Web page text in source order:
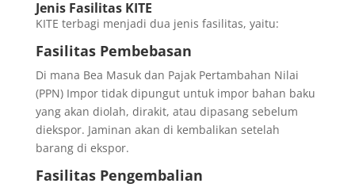
Jenis Fasilitas KITE
KITE terbagi menjadi dua jenis fasilitas, yaitu:
Fasilitas Pembebasan
Di mana Bea Masuk dan Pajak Pertambahan Nilai
(PPN) Impor tidak dipungut untuk impor bahan baku
yang akan diolah, dirakit, atau dipasang sebelum
diekspor. Jaminan akan di kembalikan setelah
barang di ekspor.
Fasilitas Pengembalian